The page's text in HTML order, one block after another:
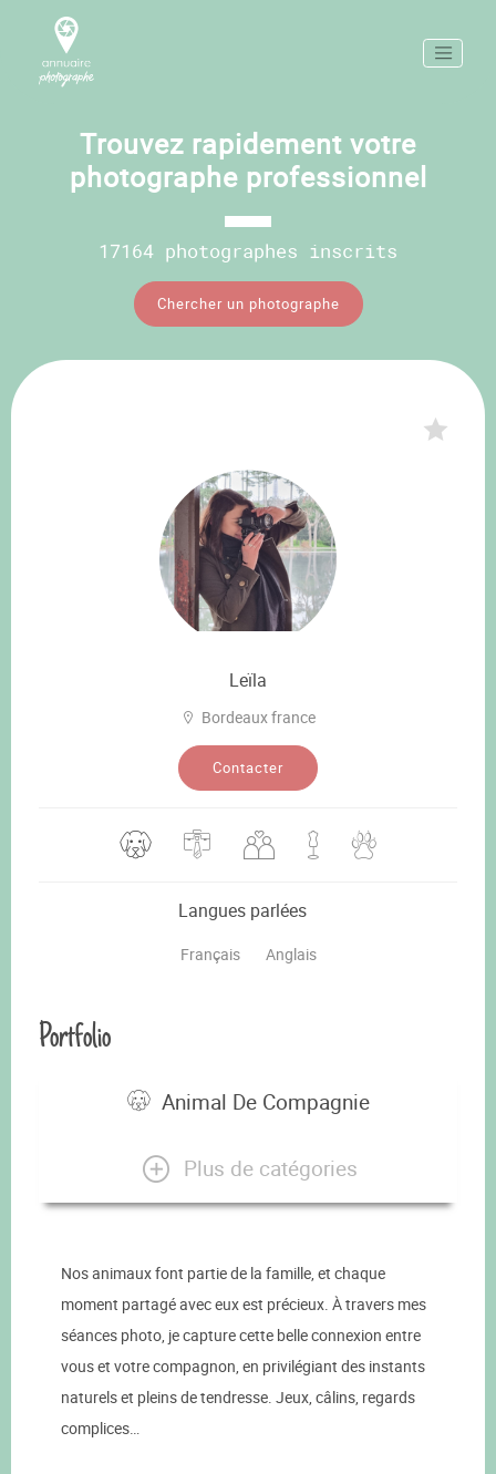
Trouvez rapidement votre
photographe professionnel
17164 photographes inscrits
Chercher un photographe
Leïla
Bordeaux france
Contacter
Langues parlées
Français Anglais
Portfolio
Animal De Compagnie
Plus de catégories
Nos animaux font partie de la famille, et chaque
moment partagé avec eux est précieux. À travers mes
séances photo, je capture cette belle connexion entre
vous et votre compagnon, en privilégiant des instants
naturels et pleins de tendresse. Jeux, câlins, regards
complices…